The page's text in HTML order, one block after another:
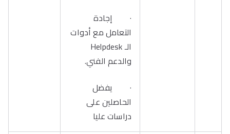
· إجادة
التعامل مع أدوات
الـ Helpdesk
والدعم الفني.
· يفضل
الحاصلين على
دراسات عليا